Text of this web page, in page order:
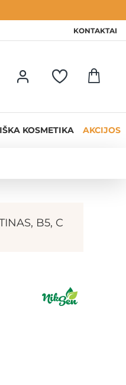
KONTAKTAI
KOSMETIKA AKCIJOS
B5, C